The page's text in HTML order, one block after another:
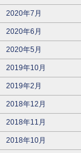
2020年7月
2020年6月
2020年5月
2019年10月
2019年2月
2018年12月
2018年11月
2018年10月